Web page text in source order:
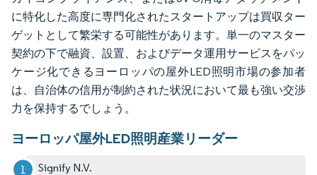
に特化した高度に専門化されたスタートアップは買収ター
ゲットとして繁栄する可能性があります。単一のマスター
契約の下で融資、設置、およびデータ運用サービスをパッ
ケージ化できるヨーロッパの屋外LED照明市場の参加者
は、自治体の信用が制約された状況において最も強い交渉
力を保持するでしょう。
ヨーロッパ屋外LED照明産業リーダー
Signify N.V.